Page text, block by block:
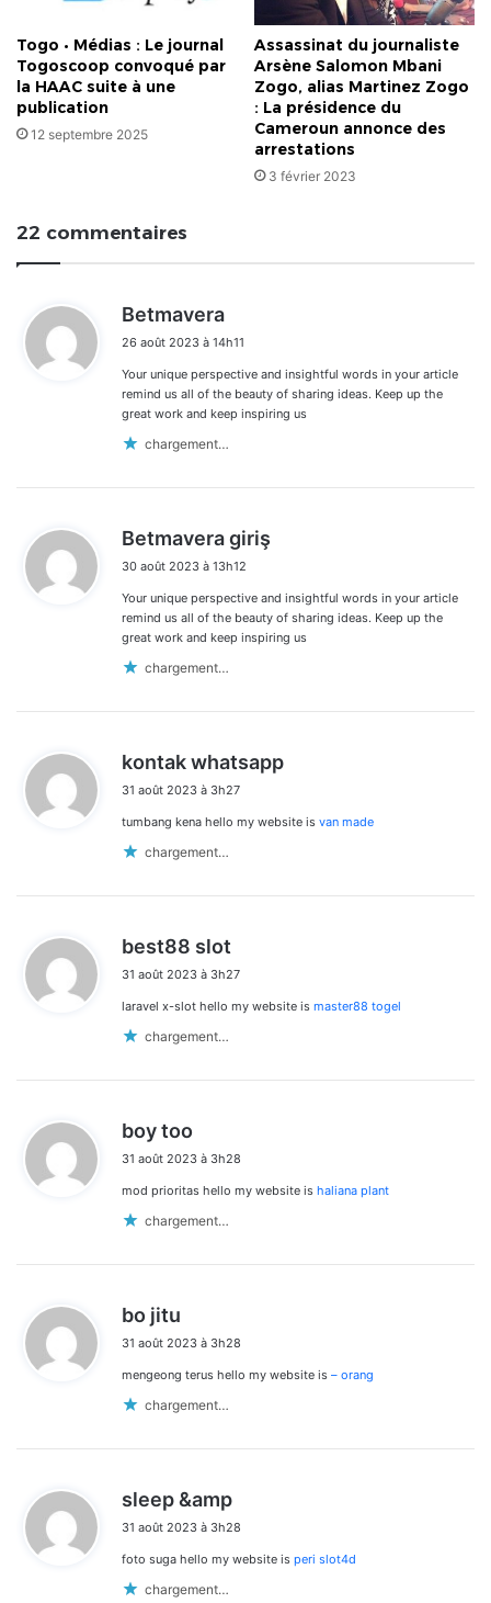
Togo • Médias : Le journal
Togoscoop convoqué par
la HAAC suite à une
publication
12 septembre 2025
Assassinat du journaliste
Arsène Salomon Mbani
Zogo, alias Martinez Zogo
: La présidence du
Cameroun annonce des
arrestations
3 février 2023
22 commentaires
Betmavera
t
:
26 août 2023 à 14h11
Your unique perspective and insightful words in your article
remind us all of the beauty of sharing ideas. Keep up the
great work and keep inspiring us
chargement…
Betmavera giriş
:
30 août 2023 à 13h12
Your unique perspective and insightful words in your article
remind us all of the beauty of sharing ideas. Keep up the
great work and keep inspiring us
chargement…
kontak whatsapp
31 août 2023 à 3h27
tumbang kena hello my website is van made
chargement…
best88 slot
t
31 août 2023 à 3h27
laravel x-slot hello my website is master88 togel
chargement…
boy too
t
31 août 2023 à 3h28
mod prioritas hello my website is haliana plant
chargement…
bo jitu
t
31 août 2023 à 3h28
mengeong terus hello my website is – orang
chargement…
sleep &amp
t
31 août 2023 à 3h28
foto suga hello my website is peri slot4d
chargement…